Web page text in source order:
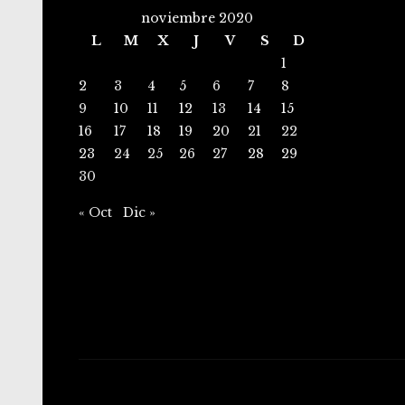
noviembre 2020
L
M X J V S
D
1
2
3 4 5 6 7
8
9
10 11 12 13 14
15
16
17 18 19 20 21
22
23
24 25 26 27 28
29
30
« Oct Dic »